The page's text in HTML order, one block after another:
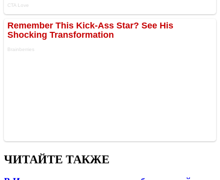
ЧИТАЙТЕ ТАКЖЕ